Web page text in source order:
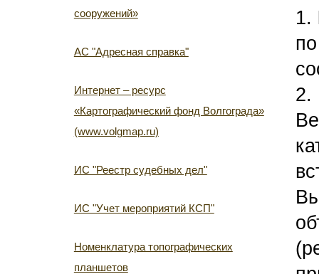
сооружений»
АС "Адресная справка"
Интернет – ресурс
«Картографический фонд Волгограда»
(www.volgmap.ru)
ИС "Реестр судебных дел"
ИС "Учет мероприятий КСП"
Номенклатура топографических
планшетов
​1.
2.